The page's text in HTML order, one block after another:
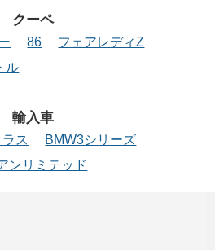
クーペ
86
フェアレディZ
ル
輸入車
ス
BMW3シリーズ
ンリミテッド